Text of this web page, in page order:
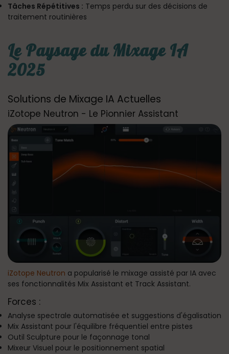
Tâches Répétitives : Temps perdu sur des décisions de
traitement routinières
Le Paysage du Mixage IA
2025
Solutions de Mixage IA Actuelles
iZotope Neutron - Le Pionnier Assistant
iZotope Neutron a popularisé le mixage assisté par IA avec
ses fonctionnalités Mix Assistant et Track Assistant.
Forces :
Analyse spectrale automatisée et suggestions d'égalisation
Mix Assistant pour l'équilibre fréquentiel entre pistes
Outil Sculpture pour le façonnage tonal
Mixeur Visuel pour le positionnement spatial